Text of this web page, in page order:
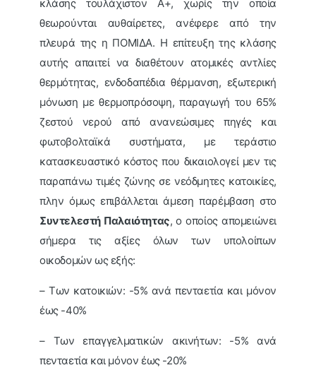
κλάσης τουλάχιστον Α+, χωρίς την οποία
θεωρούνται αυθαίρετες, ανέφερε από την
πλευρά της η ΠΟΜΙΔΑ. Η επίτευξη της κλάσης
αυτής απαιτεί να διαθέτουν ατομικές αντλίες
θερμότητας, ενδοδαπέδια θέρμανση, εξωτερική
μόνωση με θερμοπρόσοψη, παραγωγή του 65%
ζεστού νερού από ανανεώσιμες πηγές και
φωτοβολταϊκά συστήματα, με τεράστιο
κατασκευαστικό κόστος που δικαιολογεί μεν τις
παραπάνω τιμές ζώνης σε νεόδμητες κατοικίες,
πλην όμως επιβάλλεται άμεση παρέμβαση στο
Συντελεστή Παλαιότητας, ο οποίος απομειώνει
σήμερα τις αξίες όλων των υπολοίπων
οικοδομών ως εξής:
– Των κατοικιών: -5% ανά πενταετία και μόνον
έως -40%
– Των επαγγελματικών ακινήτων: -5% ανά
πενταετία και μόνον έως -20%